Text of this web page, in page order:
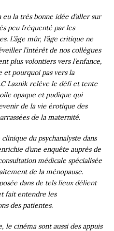
eu la très bonne idée d’aller sur
peu fréquenté par les
L’âge mûr, l’âge critique ne
l’intérêt de nos collègues
plus volontiers vers l’enfance,
et pourquoi pas vers la
Laznik relève le défi et tente
opaque et pudique qui
de la vie érotique des
de la maternité.
clinique du psychanalyste dans
d’une enquête auprès de
médicale spécialisée
de la ménopause.
dans de tels lieux délient
fait entendre les
des patientes.
le cinéma sont aussi des appuis